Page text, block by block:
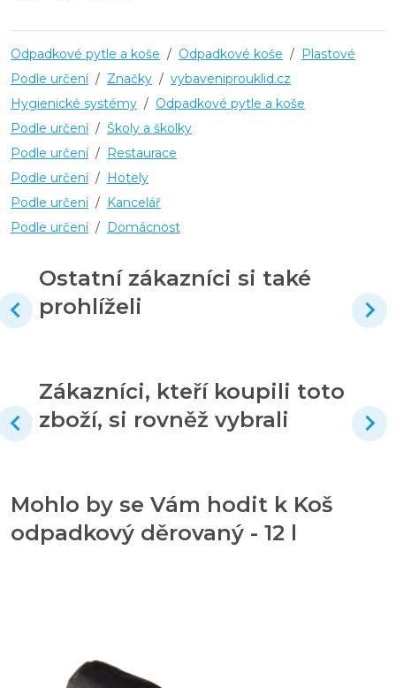
Odpadkové pytle a koše / Odpadkové koše / Plastové
Podle určení / Značky / vybaveniprouklid.cz
Hygienické systémy / Odpadkové pytle a koše
Podle určení / Školy a školky
Podle určení / Restaurace
Podle určení / Hotely
Podle určení / Kancelář
Podle určení / Domácnost
Ostatní zákazníci si také
prohlíželi
Zákazníci, kteří koupili toto
zboží, si rovněž vybrali
Mohlo by se Vám hodit k Koš
odpadkový děrovaný - 12 l